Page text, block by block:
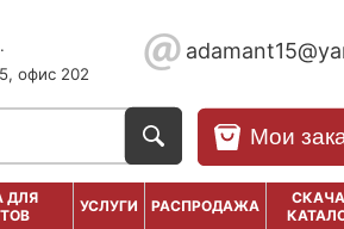
офис 202
Мои
ДЛЯ
УСЛУГИ РАСПРОДАЖА